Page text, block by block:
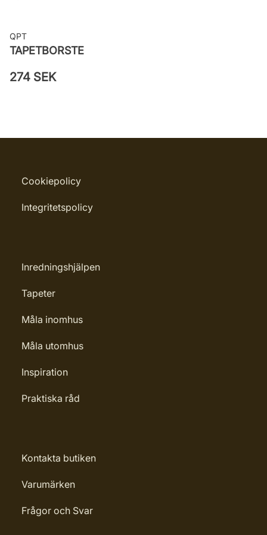
QPT
TAPETBORSTE
274 SEK
Cookiepolicy
Integritetspolicy
Inredningshjälpen
Tapeter
Måla inomhus
Måla utomhus
Inspiration
Praktiska råd
Kontakta butiken
Varumärken
Frågor och Svar